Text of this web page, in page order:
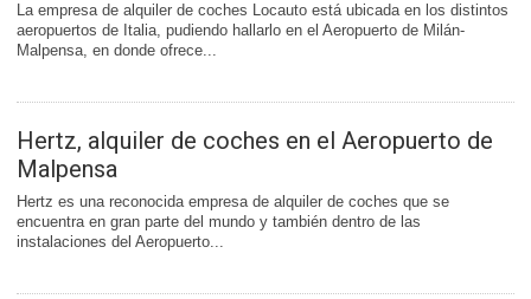
La empresa de alquiler de coches Locauto está ubicada en los distintos
aeropuertos de Italia, pudiendo hallarlo en el Aeropuerto de Milán-
Malpensa, en donde ofrece...
Hertz, alquiler de coches en el Aeropuerto de
Malpensa
Hertz es una reconocida empresa de alquiler de coches que se
encuentra en gran parte del mundo y también dentro de las
instalaciones del Aeropuerto...